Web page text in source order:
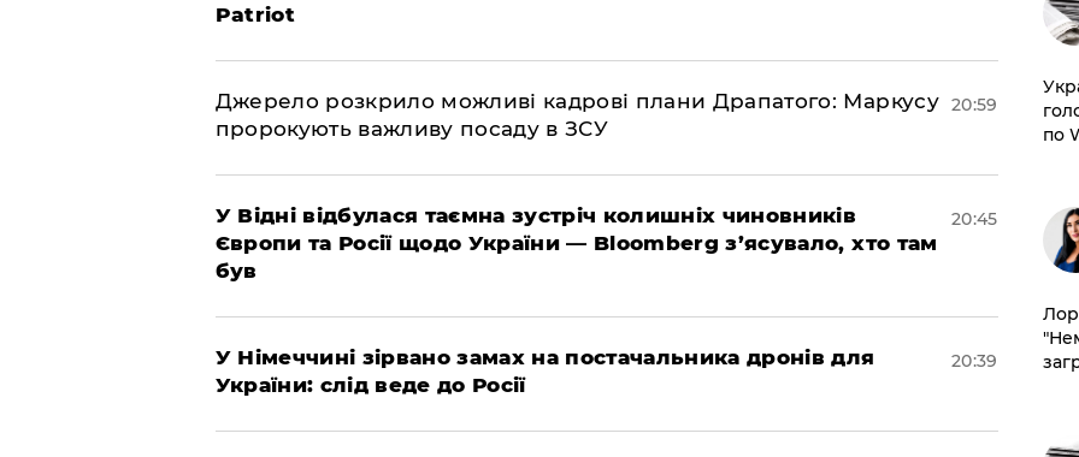
Patriot
​Джерело розкрило можливі кадрові плани Драпатого: Маркусу
пророкують важливу посаду в ЗСУ
20:59
​У Відні відбулася таємна зустріч колишніх чиновників
Європи та Росії щодо України — Bloomberg з’ясувало, хто там
був
20:45
​У Німеччині зірвано замах на постачальника дронів для
України: слід веде до Росії
20:39
по